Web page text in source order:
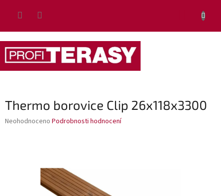
Thermo borovice Clip 26x118x3300
Průměrné
Neohodnoceno Podrobnosti hodnocení